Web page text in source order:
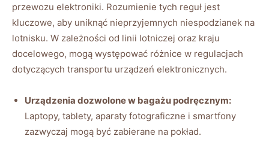
przewozu elektroniki. Rozumienie tych reguł jest
kluczowe, aby uniknąć nieprzyjemnych niespodzianek na
lotnisku. W zależności od linii lotniczej oraz kraju
docelowego, mogą występować różnice w regulacjach
dotyczących transportu urządzeń elektronicznych.
Urządzenia dozwolone w bagażu podręcznym:
Laptopy, tablety, aparaty fotograficzne i smartfony
zazwyczaj mogą być zabierane na pokład.